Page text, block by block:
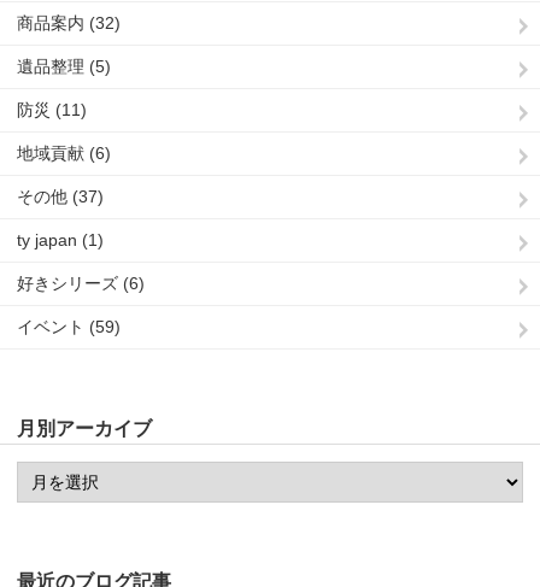
商品案内 (32)
遺品整理 (5)
防災 (11)
地域貢献 (6)
その他 (37)
ty japan (1)
好きシリーズ (6)
イベント (59)
月別アーカイブ
最近のブログ記事